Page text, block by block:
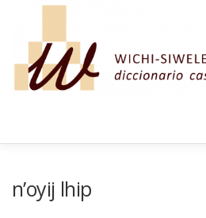
Saltar al contenido
n’oyij lhip